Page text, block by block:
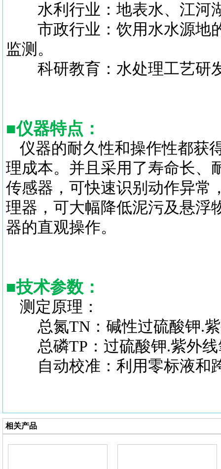
水利行业：地表水、江河
市政行业：饮用水水源地的
监测。
科研教育：水处理工艺研
■仪器特点：
仪器的耐久性和操作性都获
理成本。并且采用了寿命长、
传感器，可快速识别动作异常
理器，可大幅降低泥污及悬浮
器的直观操作。
■技术参数：
测定原理：
总氮TN：碱性过硫酸钾.紫
总磷TP：过硫酸钾.紫外线
自动校准：利用零标液和
相关产品